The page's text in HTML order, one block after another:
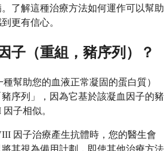
了解這種治療方法如何運作可以幫助
更有信心。
子（重組，豬序列）？
幫助您的血液正常凝固的蛋白質）
序列」，因為它基於該凝血因子的豬
子相似。
因子治療產生抗體時，您的醫生會
其視為備用計劃，即使其他治療方法